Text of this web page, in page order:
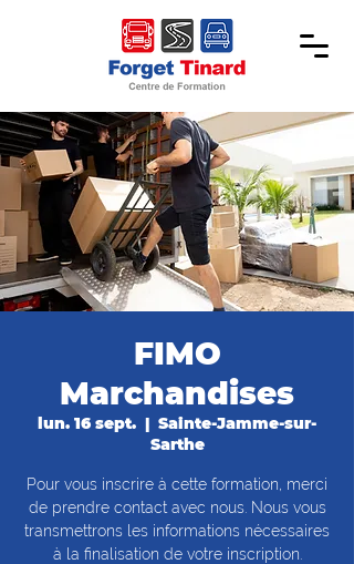
FIMO
Marchandises
lun. 16 sept.
  |
Sainte-Jamme-sur-
Sarthe
Pour vous inscrire à cette formation, merci
de prendre contact avec nous. Nous vous
transmettrons les informations nécessaires
à la finalisation de votre inscription.